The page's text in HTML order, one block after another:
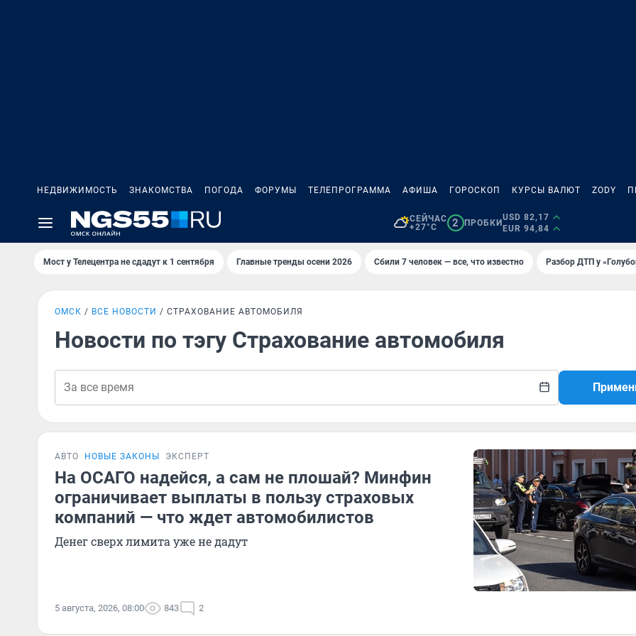
НЕДВИЖИМОСТЬ ЗНАКОМСТВА ПОГОДА ФОРУМЫ ТЕЛЕПРОГРАММА АФИША ГОРОСКОП КУРСЫ ВАЛЮТ ZODY
СЕЙЧАС
+27°C
2 ПРОБКИ
USD 82,17
EUR 94,84
Мост у Телецентра не сдадут к 1 сентября Главные тренды осени 2026 Сбили 7 человек — все, что известно Разбор ДТП у
ОМСК ВСЕ НОВОСТИ СТРАХОВАНИЕ АВТОМОБИЛЯ
Новости по тэгу Страхование автомобиля
АВТО НОВЫЕ ЗАКОНЫ ЭКСПЕРТ
На ОСАГО надейся, а сам не плошай? Минфин
ограничивает выплаты в пользу страховых
компаний — что ждет автомобилистов
Денег сверх лимита уже не дадут
5 августа, 2026, 08:00 843 2